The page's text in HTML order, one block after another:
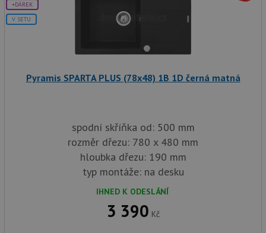
+DÁREK
V SETU
Pyramis SPARTA PLUS (78x48) 1B 1D černá matná
spodní skříňka od: 500 mm
rozměr dřezu: 780 x 480 mm
hloubka dřezu: 190 mm
typ montáže: na desku
IHNED K ODESLÁNÍ
3 390 Kč